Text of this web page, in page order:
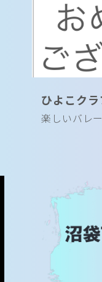
ひよこクラ
楽しいバレー